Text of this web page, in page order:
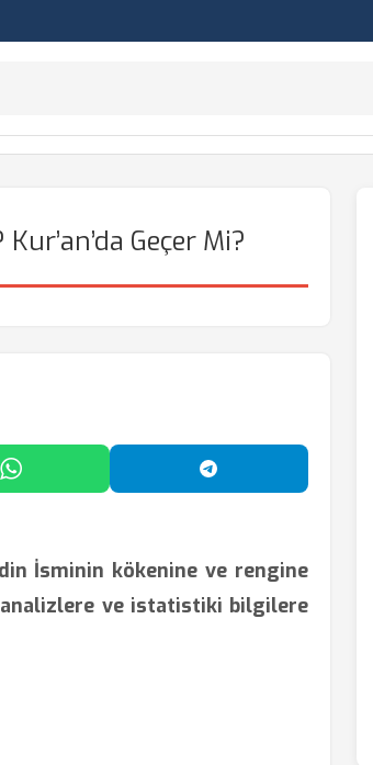
Geçer Mi?
WhatsApp'ta Paylaş Telegram'da
İsminin kökenine ve rengine
analizlere ve istatistiki bilgilere